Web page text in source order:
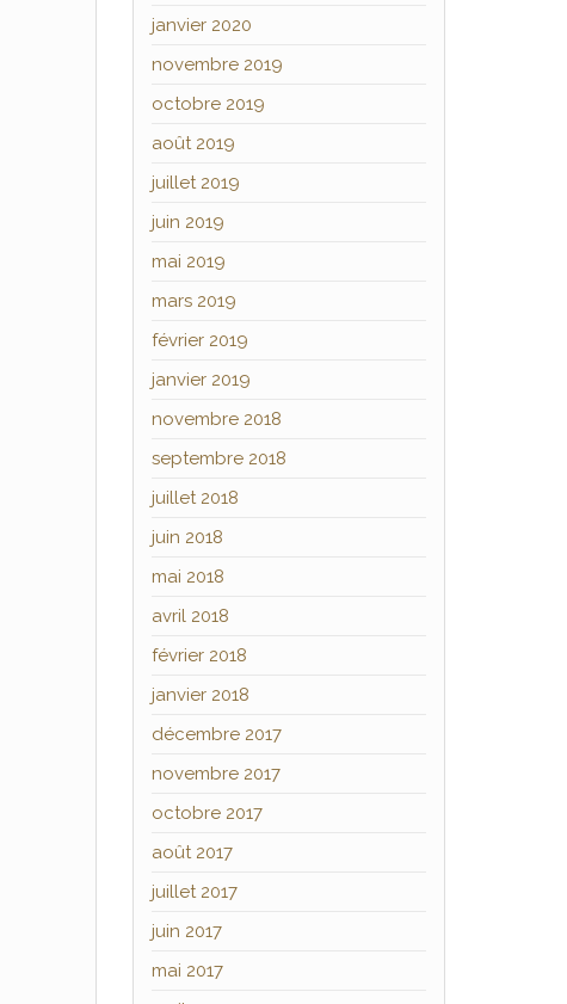
janvier 2020
novembre 2019
octobre 2019
août 2019
juillet 2019
juin 2019
mai 2019
mars 2019
février 2019
janvier 2019
novembre 2018
septembre 2018
juillet 2018
juin 2018
mai 2018
avril 2018
février 2018
janvier 2018
décembre 2017
novembre 2017
octobre 2017
août 2017
juillet 2017
juin 2017
mai 2017